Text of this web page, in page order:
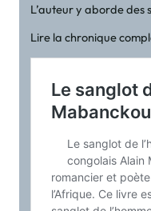
L’auteur y aborde des
Lire la chronique